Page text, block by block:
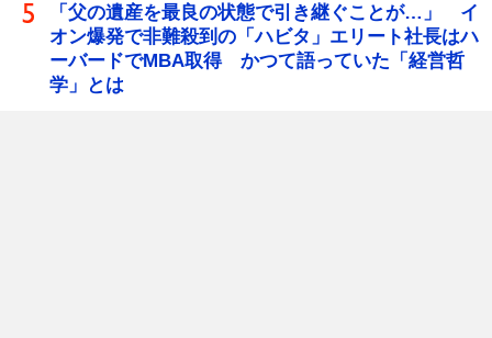
「父の遺産を最良の状態で引き継ぐことが…」 イ
オン爆発で非難殺到の「ハビタ」エリート社長はハ
ーバードでMBA取得 かつて語っていた「経営哲
学」とは